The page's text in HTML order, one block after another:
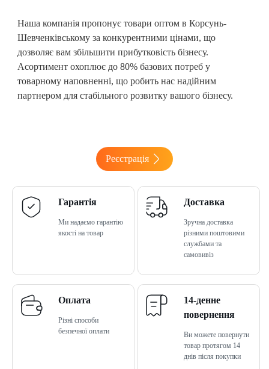
Наша компанія пропонує товари оптом в Корсунь-
Шевченківському за конкурентними цінами, що
дозволяє вам збільшити прибутковість бізнесу.
Асортимент охоплює до 80% базових потреб у
товарному наповненні, що робить нас надійним
партнером для стабільного розвитку вашого бізнесу.
Реєстрація
Гарантія
Ми надаємо гарантію
якості на товар
Доставка
Зручна доставка
різними поштовими
службами та
самовивіз
Оплата
Різні способи
безпечної оплати
14-денне
повернення
Ви можете повернути
товар протягом 14
днів після покупки